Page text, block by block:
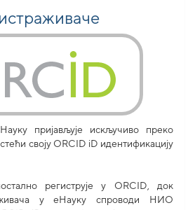
пријављује искључиво преко
своjу ORCID iD идентификацију
региструје у ORCID, док
у еНауку спроводи НИО